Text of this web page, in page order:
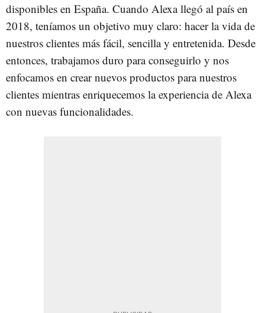
disponibles en España. Cuando Alexa llegó al país en
2018, teníamos un objetivo muy claro: hacer la vida de
nuestros clientes más fácil, sencilla y entretenida. Desde
entonces, trabajamos duro para conseguirlo y nos
enfocamos en crear nuevos productos para nuestros
clientes mientras enriquecemos la experiencia de Alexa
con nuevas funcionalidades.